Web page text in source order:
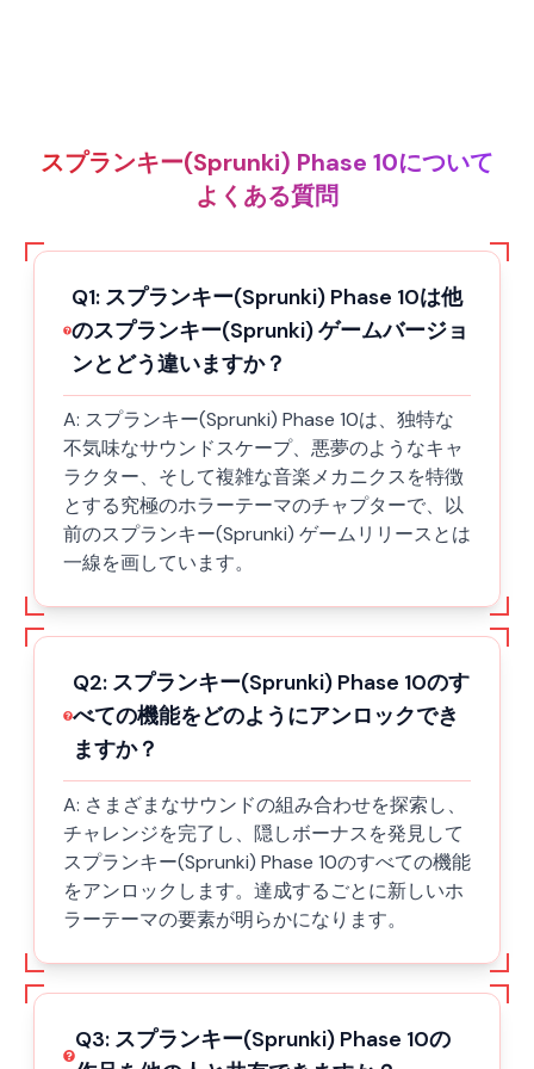
スプランキー(Sprunki) Phase 10について
よくある質問
Q1: スプランキー(Sprunki) Phase 10は他
のスプランキー(Sprunki) ゲームバージョ
ンとどう違いますか？
A: スプランキー(Sprunki) Phase 10は、独特な
不気味なサウンドスケープ、悪夢のようなキャ
ラクター、そして複雑な音楽メカニクスを特徴
とする究極のホラーテーマのチャプターで、以
前のスプランキー(Sprunki) ゲームリリースとは
一線を画しています。
Q2: スプランキー(Sprunki) Phase 10のす
べての機能をどのようにアンロックでき
ますか？
A: さまざまなサウンドの組み合わせを探索し、
チャレンジを完了し、隠しボーナスを発見して
スプランキー(Sprunki) Phase 10のすべての機能
をアンロックします。達成するごとに新しいホ
ラーテーマの要素が明らかになります。
Q3: スプランキー(Sprunki) Phase 10の